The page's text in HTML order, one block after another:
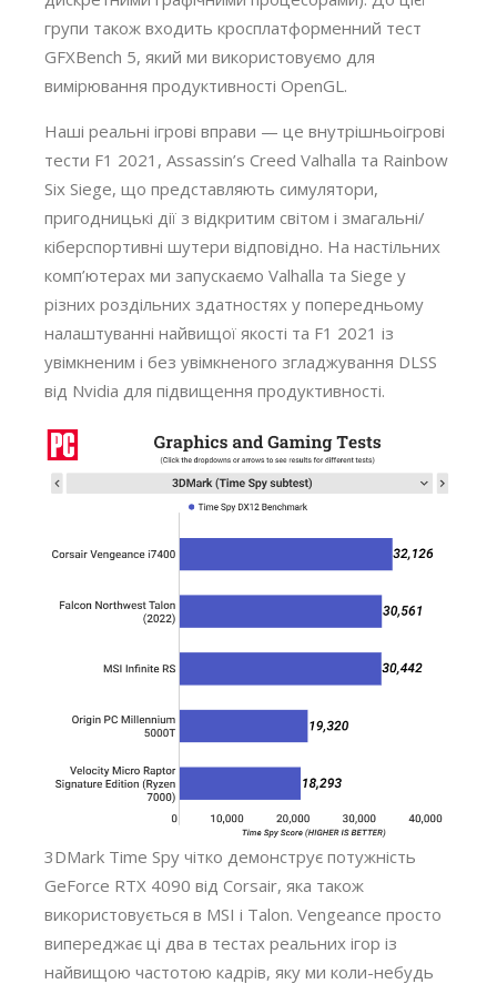
групи також входить кросплатформенний тест
GFXBench 5, який ми використовуємо для
вимірювання продуктивності OpenGL.
Наші реальні ігрові вправи — це внутрішньоігрові
тести F1 2021, Assassin’s Creed Valhalla та Rainbow
Six Siege, що представляють симулятори,
пригодницькі дії з відкритим світом і змагальні/
кіберспортивні шутери відповідно. На настільних
комп’ютерах ми запускаємо Valhalla та Siege у
різних роздільних здатностях у попередньому
налаштуванні найвищої якості та F1 2021 із
увімкненим і без увімкненого згладжування DLSS
від Nvidia для підвищення продуктивності.
3DMark Time Spy чітко демонструє потужність
GeForce RTX 4090 від Corsair, яка також
використовується в MSI і Talon. Vengeance просто
випереджає ці два в тестах реальних ігор із
найвищою частотою кадрів, яку ми коли-небудь